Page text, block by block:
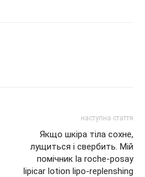
наступна стаття
Якщо шкіра тіла сохне,
лущиться і свербить. Мій
помічник la roche-posay
lipicar lotion lipo-replenshing